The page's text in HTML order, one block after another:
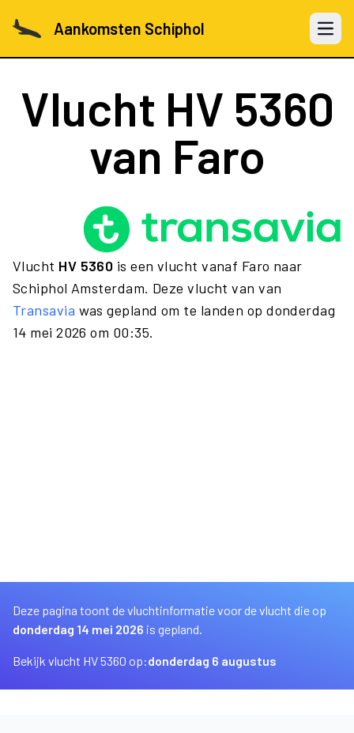
Aankomsten Schiphol Open
Vlucht HV 5360
van Faro
Vlucht HV 5360 is een vlucht vanaf Faro naar
Schiphol Amsterdam. Deze vlucht van van
Transavia was gepland om te landen op donderdag
14 mei 2026 om 00:35.
Deze pagina toont de vluchtinformatie voor de vlucht die op
donderdag 14 mei 2026 is gepland.
Bekijk vlucht HV 5360 op:donderdag 6 augustus